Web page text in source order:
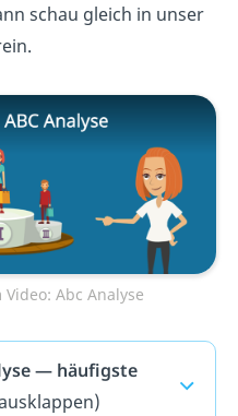
schau gleich in unser
Video: Abc Analyse
— häufigste